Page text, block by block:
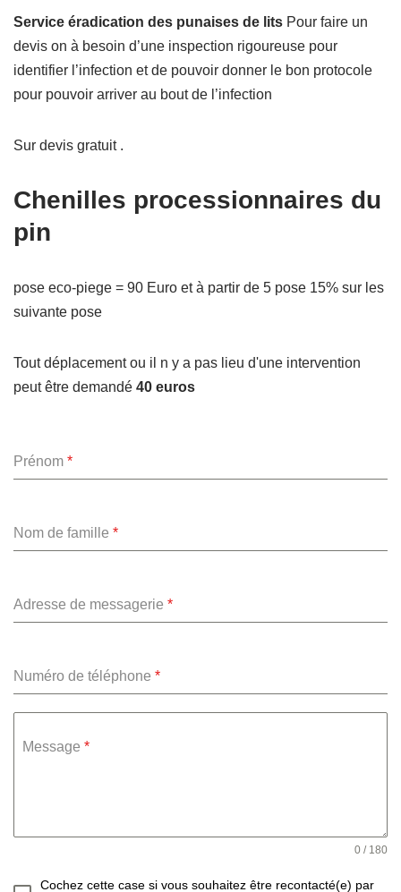
Service éradication des punaises de lits Pour faire un
devis on à besoin d’une inspection rigoureuse pour
identifier l’infection et de pouvoir donner le bon protocole
pour pouvoir arriver au bout de l’infection
Sur devis gratuit .
Chenilles processionnaires du
pin
pose eco-piege = 90 Euro et à partir de 5 pose 15% sur les
suivante pose
Tout déplacement ou il n y a pas lieu d'une intervention
peut être demandé 40 euros
Prénom *
Nom de famille *
Adresse de messagerie *
Numéro de téléphone *
Message *
0 / 180
Cochez cette case si vous souhaitez être recontacté(e) par